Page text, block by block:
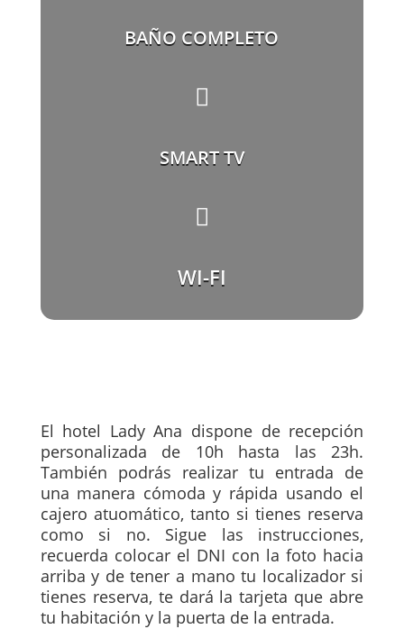
BAÑO COMPLETO

SMART TV

WI-FI
El hotel Lady Ana dispone de recepción
personalizada de 10h hasta las 23h.
También podrás realizar tu entrada de
una manera cómoda y rápida usando el
cajero atuomático, tanto si tienes reserva
como si no. Sigue las instrucciones,
recuerda colocar el DNI con la foto hacia
arriba y de tener a mano tu localizador si
tienes reserva, te dará la tarjeta que abre
tu habitación y la puerta de la entrada.